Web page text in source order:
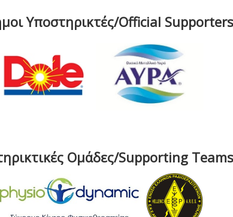
Υποστηρικτές/Official Supporters
Ομάδες/Supporting Teams